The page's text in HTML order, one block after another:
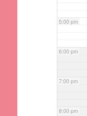
5:00 pm
6:00 pm
7:00 pm
8:00 pm